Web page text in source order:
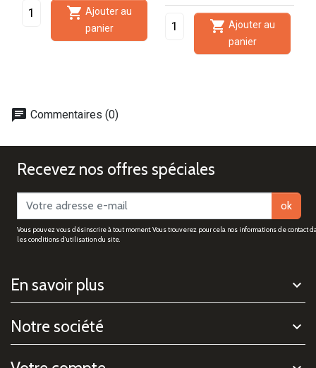
 Ajouter au
panier
 Ajouter au
panier
chat Commentaires (0)
Recevez nos offres spéciales
ok
Vous pouvez vous désinscrire à tout moment. Vous trouverez pour cela nos informations de contact
les conditions d'utilisation du site.
En savoir plus
Notre société